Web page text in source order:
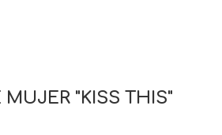
MUJER "KISS THIS"